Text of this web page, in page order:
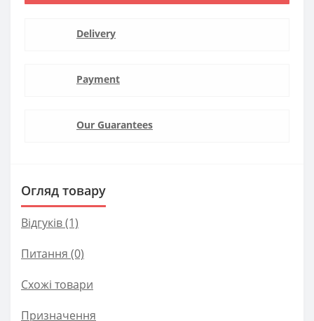
Delivery
Payment
Our Guarantees
Огляд товару
Відгуків (1)
Питання (0)
Схожі товари
Призначення